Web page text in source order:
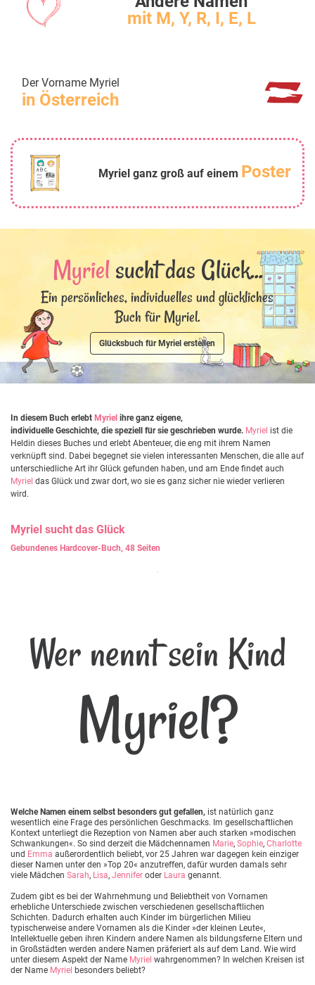
mit M, Y, R, I, E, L
Der Vorname Myriel
in Österreich
Myriel ganz groß auf einem Poster
Myrielsucht das Glück...
Ein persönliches, individuelles und glückliches
Buch für Myriel.
Glücksbuch für Myriel erstellen
In diesem Buch erlebt Myriel ihre ganz eigene,
individuelle Geschichte, die speziell für sie geschrieben wurde. Myriel ist die
Heldin dieses Buches und erlebt Abenteuer, die eng mit ihrem Namen
verknüpft sind. Dabei begegnet sie vielen interessanten Menschen, die alle auf
unterschiedliche Art ihr Glück gefunden haben, und am Ende findet auch
Myriel das Glück und zwar dort, wo sie es ganz sicher nie wieder verlieren
wird.
Myriel sucht das Glück
Gebundenes Hardcover-Buch, 48 Seiten
Wer nennt sein Kind
Myriel?
Welche Namen einem selbst besonders gut gefallen, ist natürlich ganz
wesentlich eine Frage des persönlichen Geschmacks. Im gesellschaftlichen
Kontext unterliegt die Rezeption von Namen aber auch starken »modischen
Schwankungen«. So sind derzeit die Mädchennamen Marie, Sophie, Charlotte
und Emma außerordentlich beliebt, vor 25 Jahren war dagegen kein einziger
dieser Namen unter den »Top 20« anzutreffen, dafür wurden damals sehr
viele Mädchen Sarah, Lisa, Jennifer oder Laura genannt.
Zudem gibt es bei der Wahrnehmung und Beliebtheit von Vornamen
erhebliche Unterschiede zwischen verschiedenen gesellschaftlichen
Schichten. Dadurch erhalten auch Kinder im bürgerlichen Milieu
typischerweise andere Vornamen als die Kinder »der kleinen Leute«,
Intellektuelle geben ihren Kindern andere Namen als bildungsferne Eltern und
in Großstädten werden andere Namen präferiert als auf dem Land. Wie wird
unter diesem Aspekt der Name Myriel wahrgenommen? In welchen Kreisen ist
der Name Myriel besonders beliebt?